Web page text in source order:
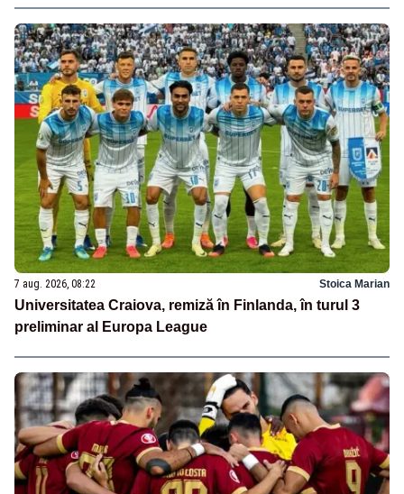
7 aug. 2026, 08:22 Stoica Marian
Universitatea Craiova, remiză în Finlanda, în turul 3
preliminar al Europa League